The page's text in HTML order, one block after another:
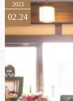
2023
02.24